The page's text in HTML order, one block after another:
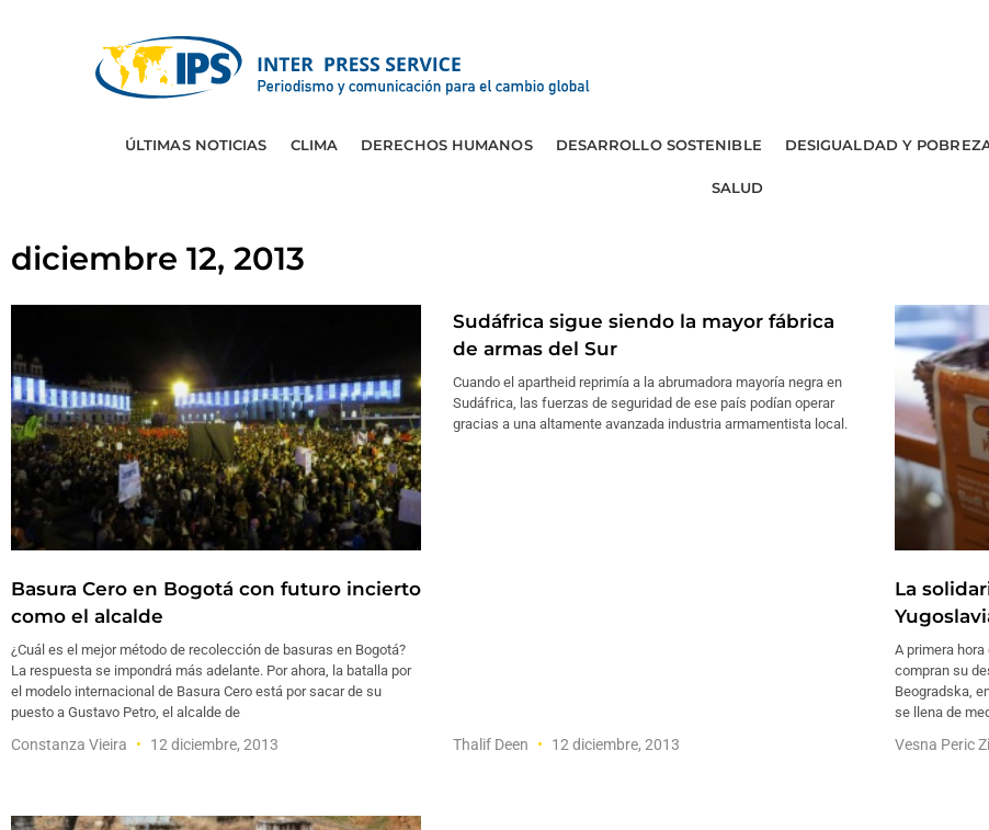
ÚLTIMAS NOTICIAS CLIMA DERECHOS HUMANOS DESARROLLO SOSTENIBLE DESIGUALDAD Y
SALUD
diciembre 12, 2013
Basura Cero en Bogotá con futuro incierto
como el alcalde
¿Cuál es el mejor método de recolección de basuras en Bogotá?
La respuesta se impondrá más adelante. Por ahora, la batalla por
el modelo internacional de Basura Cero está por sacar de su
puesto a Gustavo Petro, el alcalde de
Constanza Vieira 12 diciembre, 2013
Sudáfrica sigue siendo la mayor fábrica
de armas del Sur
Cuando el apartheid reprimía a la abrumadora mayoría negra en
Sudáfrica, las fuerzas de seguridad de ese país podían operar
gracias a una altamente avanzada industria armamentista local.
Thalif Deen 12 diciembre, 2013
La
A primera
compran su
Beogradska,
se llena de
Vesna Peric